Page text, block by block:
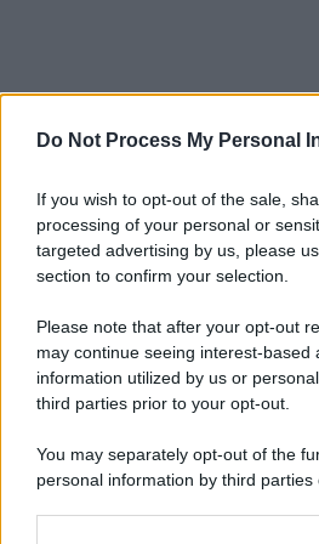
Do Not Process My Personal
If you wish to opt-out of the sale,
processing of your personal or
targeted advertising by us, please
section to confirm your selection.
Please note that after your opt-out
may continue seeing interest-based
information utilized by us or
third parties prior to your opt-out.
You may separately opt-out of the
personal information by third parties